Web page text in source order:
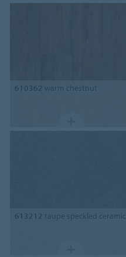
610362 warm chestnut
613212 taupe speckled ceramic